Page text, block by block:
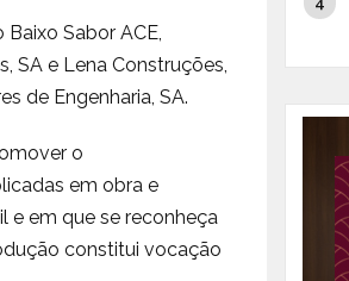
Sabor ACE,
SA e Lena Construções,
de Engenharia, SA.
o
em obra e
e em que se reconheça
constitui vocação